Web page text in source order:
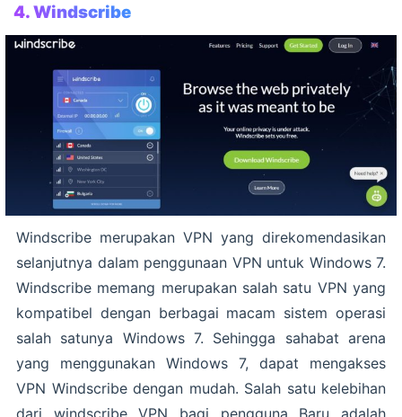
4.Windscribe
Windscribe merupakan VPN yang direkomendasikan
selanjutnya dalam penggunaan VPN untuk Windows 7.
Windscribe memang merupakan salah satu VPN yang
kompatibel dengan berbagai macam sistem operasi
salah satunya Windows 7. Sehingga sahabat arena
yang menggunakan Windows 7, dapat mengakses
VPN Windscribe dengan mudah. Salah satu kelebihan